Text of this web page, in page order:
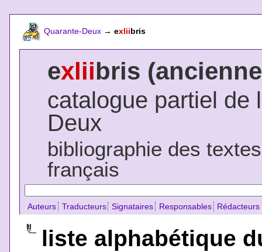
Quarante-Deux → exliibris
exliibris
catalogue partiel de
Deux
bibliographie des
français
Auteurs Traducteurs Signataires Responsables Rédacteurs
liste alphabétique